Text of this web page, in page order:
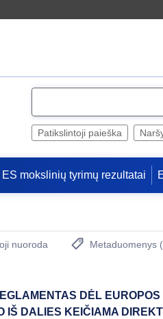
e
Patikslintoji paieška
ES mokslinių tyrimų rezultatai
nuoroda
Metaduomenys
DĖL
DALIES KEIČIAMA